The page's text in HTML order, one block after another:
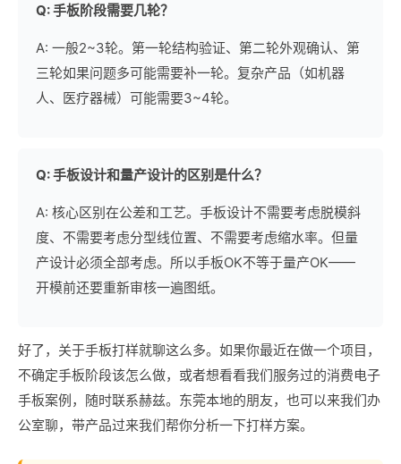
Q: 手板阶段需要几轮？
A: 一般2~3轮。第一轮结构验证、第二轮外观确认、第
三轮如果问题多可能需要补一轮。复杂产品（如机器
人、医疗器械）可能需要3~4轮。
Q: 手板设计和量产设计的区别是什么？
A: 核心区别在公差和工艺。手板设计不需要考虑脱模斜
度、不需要考虑分型线位置、不需要考虑缩水率。但量
产设计必须全部考虑。所以手板OK不等于量产OK——
开模前还要重新审核一遍图纸。
好了，关于手板打样就聊这么多。如果你最近在做一个项目，
不确定手板阶段该怎么做，或者想看看我们服务过的消费电子
手板案例，随时联系赫兹。东莞本地的朋友，也可以来我们办
公室聊，带产品过来我们帮你分析一下打样方案。